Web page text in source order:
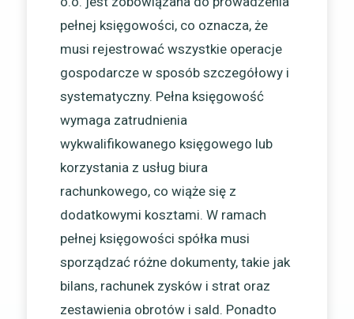
pełnej księgowości, co oznacza, że
musi rejestrować wszystkie operacje
gospodarcze w sposób szczegółowy i
systematyczny. Pełna księgowość
wymaga zatrudnienia
wykwalifikowanego księgowego lub
korzystania z usług biura
rachunkowego, co wiąże się z
dodatkowymi kosztami. W ramach
pełnej księgowości spółka musi
sporządzać różne dokumenty, takie jak
bilans, rachunek zysków i strat oraz
zestawienia obrotów i sald. Ponadto